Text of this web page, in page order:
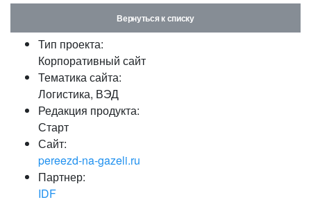
Запомнить меня на этом
Забыли свой пароль?
Вернуться к списку
Тип проекта:
Корпоративный сайт
Тематика сайта:
Логистика, ВЭД
Редакция продукта:
Старт
Сайт:
pereezd-na-gazeli.ru
Партнер:
IDF